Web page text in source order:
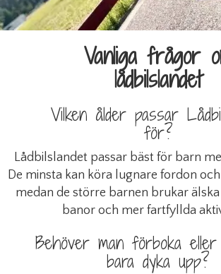
Vanliga frågor
lådbilslandet
Vilken ålder passar
för?
Lådbilslandet passar bäst för barn
De minsta kan köra lugnare fordon
medan de större barnen brukar
banor och mer fartfyllda
Behöver man förboka
bara dyka upp?